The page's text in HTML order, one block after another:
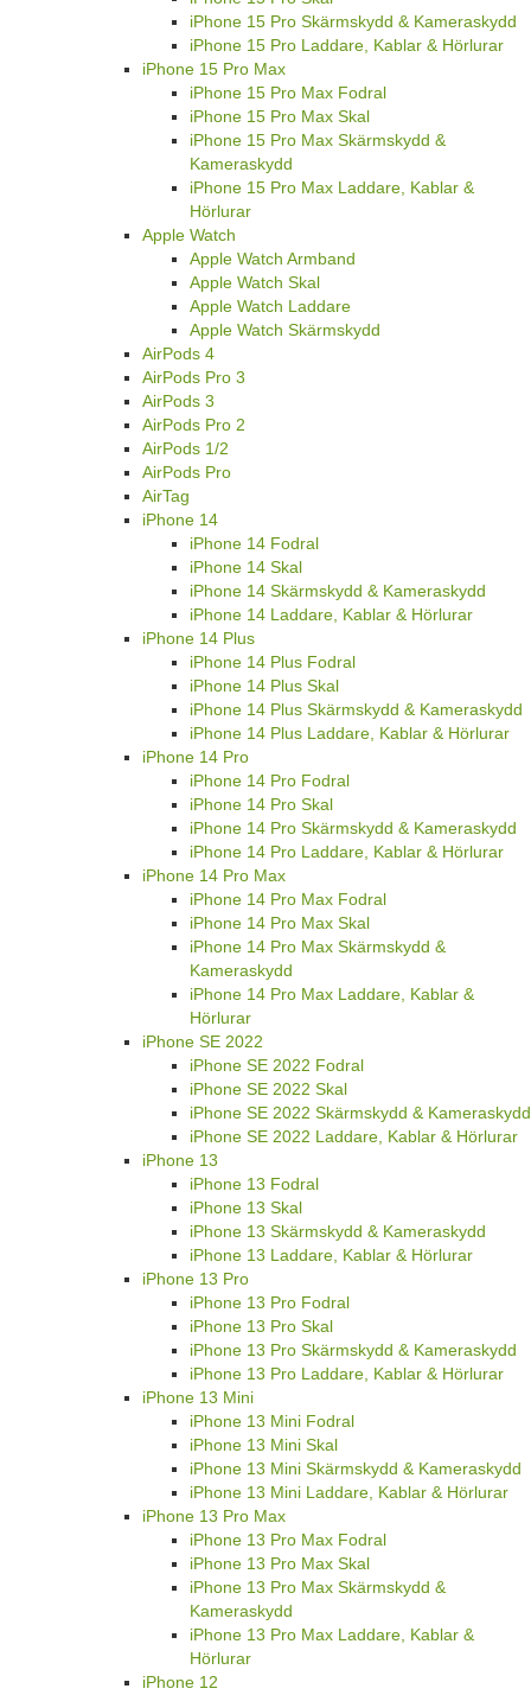
iPhone 15 Pro Skärmskydd & Kameraskydd
iPhone 15 Pro Laddare, Kablar & Hörlurar
iPhone 15 Pro Max
iPhone 15 Pro Max Fodral
iPhone 15 Pro Max Skal
iPhone 15 Pro Max Skärmskydd &
Kameraskydd
iPhone 15 Pro Max Laddare, Kablar &
Hörlurar
Apple Watch
Apple Watch Armband
Apple Watch Skal
Apple Watch Laddare
Apple Watch Skärmskydd
AirPods 4
AirPods Pro 3
AirPods 3
AirPods Pro 2
AirPods 1/2
AirPods Pro
AirTag
iPhone 14
iPhone 14 Fodral
iPhone 14 Skal
iPhone 14 Skärmskydd & Kameraskydd
iPhone 14 Laddare, Kablar & Hörlurar
iPhone 14 Plus
iPhone 14 Plus Fodral
iPhone 14 Plus Skal
iPhone 14 Plus Skärmskydd & Kameraskydd
iPhone 14 Plus Laddare, Kablar & Hörlurar
iPhone 14 Pro
iPhone 14 Pro Fodral
iPhone 14 Pro Skal
iPhone 14 Pro Skärmskydd & Kameraskydd
iPhone 14 Pro Laddare, Kablar & Hörlurar
iPhone 14 Pro Max
iPhone 14 Pro Max Fodral
iPhone 14 Pro Max Skal
iPhone 14 Pro Max Skärmskydd &
Kameraskydd
iPhone 14 Pro Max Laddare, Kablar &
Hörlurar
iPhone SE 2022
iPhone SE 2022 Fodral
iPhone SE 2022 Skal
iPhone SE 2022 Skärmskydd & Kameraskydd
iPhone SE 2022 Laddare, Kablar & Hörlurar
iPhone 13
iPhone 13 Fodral
iPhone 13 Skal
iPhone 13 Skärmskydd & Kameraskydd
iPhone 13 Laddare, Kablar & Hörlurar
iPhone 13 Pro
iPhone 13 Pro Fodral
iPhone 13 Pro Skal
iPhone 13 Pro Skärmskydd & Kameraskydd
iPhone 13 Pro Laddare, Kablar & Hörlurar
iPhone 13 Mini
iPhone 13 Mini Fodral
iPhone 13 Mini Skal
iPhone 13 Mini Skärmskydd & Kameraskydd
iPhone 13 Mini Laddare, Kablar & Hörlurar
iPhone 13 Pro Max
iPhone 13 Pro Max Fodral
iPhone 13 Pro Max Skal
iPhone 13 Pro Max Skärmskydd &
Kameraskydd
iPhone 13 Pro Max Laddare, Kablar &
Hörlurar
iPhone 12